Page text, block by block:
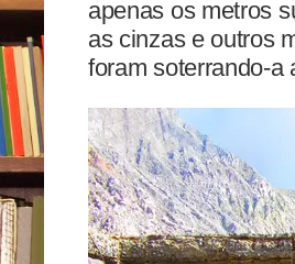
apenas os metros
as cinzas e outros
foram soterrando-a